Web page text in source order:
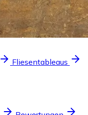
Fliesentableaus